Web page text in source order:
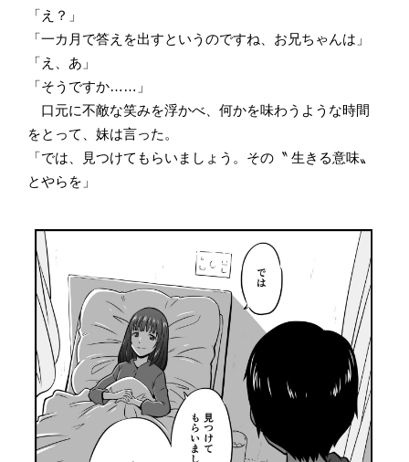
「え？」
「一カ月で答えを出すというのですね、お兄ちゃんは」
「え、あ」
「そうですか……」
口元に不敵な笑みを浮かべ、何かを味わうような時間
をとって、妹は言った。
「では、見つけてもらいましょう。その〝 生きる意味〟
とやらを」